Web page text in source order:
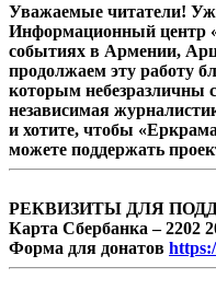
Уважаемые читатели!
Информационный центр
событиях в Армении,
продолжаем эту работу
которым небезразличны
независимая
и хотите, чтобы
можете поддержать
РЕКВИЗИТЫ ДЛЯ
Карта Сбербанка – 2202
Форма для донатов